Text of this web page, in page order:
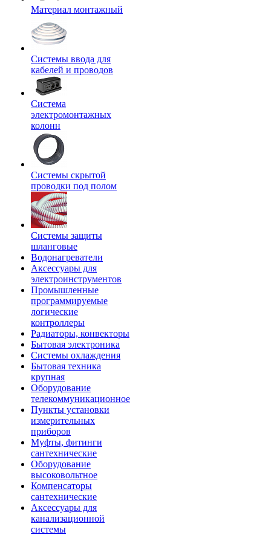
Материал монтажный
Системы ввода для
кабелей и проводов
Система
электромонтажных
колонн
Системы скрытой
проводки под полом
Системы защиты
шланговые
Водонагреватели
Аксессуары для
электроинструментов
Промышленные
программируемые
логические
контроллеры
Радиаторы, конвекторы
Бытовая электроника
Системы охлаждения
Бытовая техника
крупная
Оборудование
телекоммуникационное
Пункты установки
измерительных
приборов
Муфты, фитинги
сантехнические
Оборудование
высоковольтное
Компенсаторы
сантехнические
Аксессуары для
канализационной
системы